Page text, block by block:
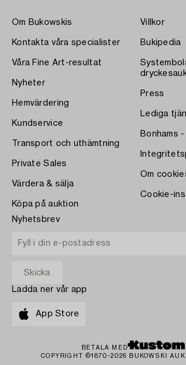
Om Bukowskis
Kontakta våra specialister
Våra Fine Art-resultat
Nyheter
Hemvärdering
Kundservice
Transport och uthämtning
Private Sales
Värdera & sälja
Köpa på auktion
Villkor
Bukipedia
Press
Lediga
Bonhams
Om
Cookie-
Nyhetsbrev
Ladda ner vår app
App Store
BETALA MED
COPYRIGHT ©1870-2026 BUKOWSKI